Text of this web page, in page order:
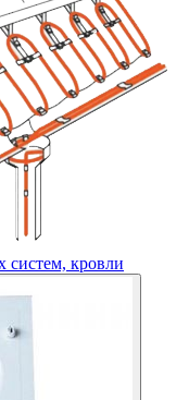
систем, кровли